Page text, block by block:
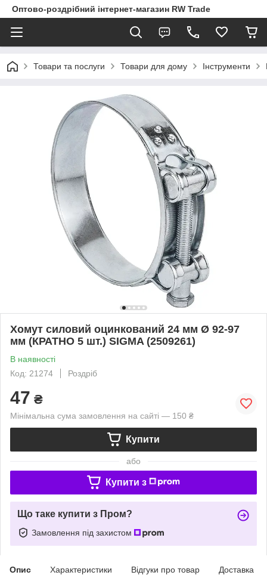
Оптово-роздрібний інтернет-магазин RW Trade
Товари та послуги Товари для дому Інструменти
Хомут силовий оцинкований 24 мм Ø 92-97
мм (КРАТНО 5 шт.) SIGMA (2509261)
В наявності
Код: 21274
Роздріб
47 ₴
Мінімальна сума замовлення на сайті — 150 ₴
Купити
або
Купити з
Що таке купити з Пром?
Замовлення під захистом
Опис Характеристики Відгуки про товар Доставка